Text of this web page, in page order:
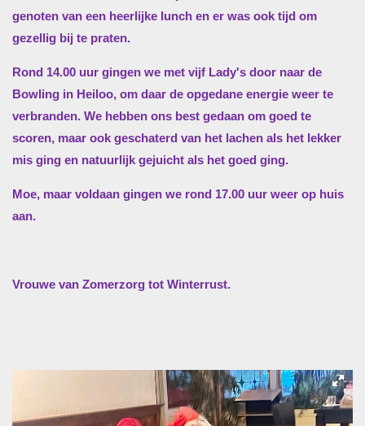
genoten van een heerlijke lunch en er was ook tijd om
gezellig bij te praten.
Rond 14.00 uur gingen we met vijf Lady's door naar de
Bowling in Heiloo, om daar de opgedane energie weer te
verbranden. We hebben ons best gedaan om goed te
scoren, maar ook geschaterd van het lachen als het lekker
mis ging en natuurlijk gejuicht als het goed ging.
Moe, maar voldaan gingen we rond 17.00 uur weer op huis
aan.
Vrouwe van Zomerzorg tot Winterrust.